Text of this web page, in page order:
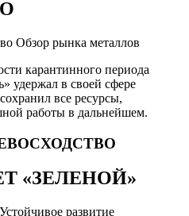
Обзор рынка металлов
карантинного периода
удержал в своей сфере
все ресурсы,
работы в дальнейшем.
«ЗЕЛЕНОЙ»
Устойчивое развитие